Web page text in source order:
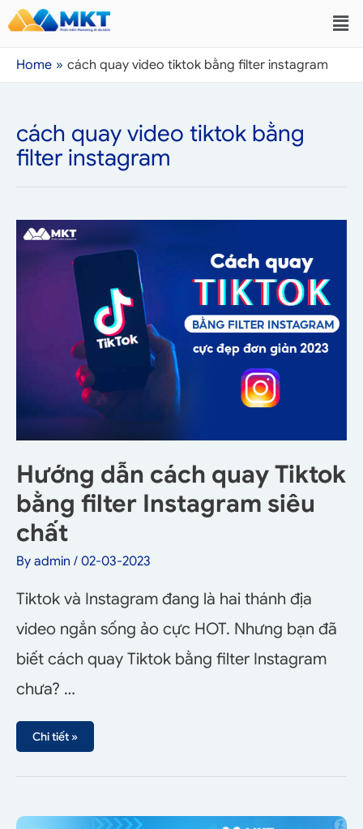
Home cách quay video tiktok bằng filter instagram
cách quay video tiktok bằng
filter instagram
Hướng dẫn cách quay Tiktok
bằng filter Instagram siêu
chất
By admin / 02-03-2023
Tiktok và Instagram đang là hai thánh địa
video ngắn sống ảo cực HOT. Nhưng bạn đã
biết cách quay Tiktok bằng filter Instagram
chưa? …
Chi tiết »